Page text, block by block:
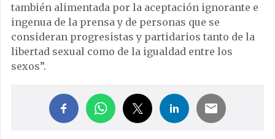
también alimentada por la aceptación ignorante e
ingenua de la prensa y de personas que se
consideran progresistas y partidarios tanto de la
libertad sexual como de la igualdad entre los
sexos”.